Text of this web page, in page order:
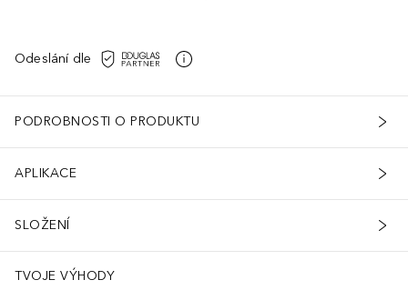
Odeslání dle
PODROBNOSTI O PRODUKTU
APLIKACE
SLOŽENÍ
TVOJE VÝHODY